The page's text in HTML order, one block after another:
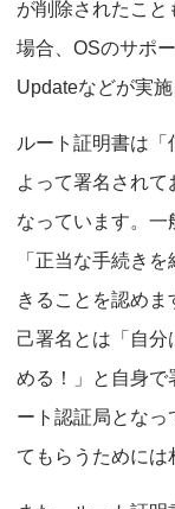
が削除されたこ
場合、OSのサポ
Updateなどが実
ルート証明書は
よって署名され
なっています。一
「正当な手続き
きることを認め
己署名とは「自
める！」と自身で
ート認証局とな
てもらうためには